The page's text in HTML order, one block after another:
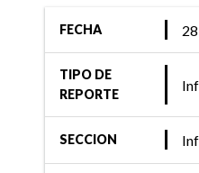
21-jun-2022
Informe Crediticio
FIX (afiliada
FECHA
TIPO DE
REPORTE
SECCION